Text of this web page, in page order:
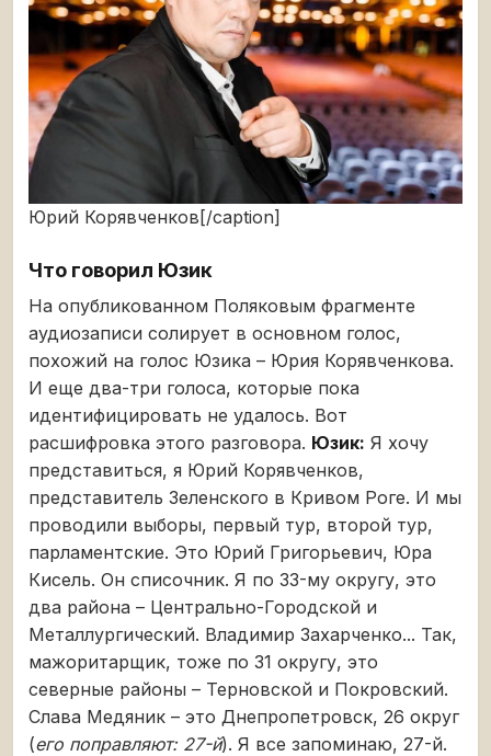
Юрий Корявченков[/caption]
Что говорил Юзик
На опубликованном Поляковым фрагменте
аудиозаписи солирует в основном голос,
похожий на голос Юзика – Юрия Корявченкова.
И еще два-три голоса, которые пока
идентифицировать не удалось. Вот
расшифровка этого разговора. Юзик: Я хочу
представиться, я Юрий Корявченков,
представитель Зеленского в Кривом Роге. И мы
проводили выборы, первый тур, второй тур,
парламентские. Это Юрий Григорьевич, Юра
Кисель. Он списочник. Я по 33-му округу, это
два района – Центрально-Городской и
Металлургический. Владимир Захарченко... Так,
мажоритарщик, тоже по 31 округу, это
северные районы – Терновской и Покровский.
Слава Медяник – это Днепропетровск, 26 округ
(его поправляют: 27-й). Я все запоминаю, 27-й.